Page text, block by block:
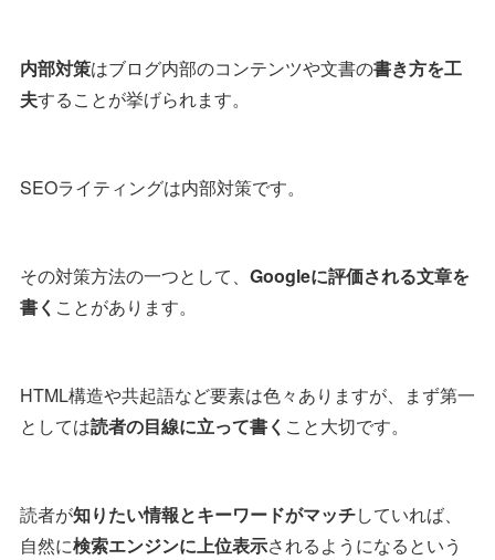
内部対策はブログ内部のコンテンツや文書の書き方を工
夫することが挙げられます。
SEOライティングは内部対策です。
その対策方法の一つとして、 Googleに評価される文章を
書く ことがあります。
HTML構造や共起語など要素は色々ありますが、まず第一
としては読者の目線に立って書く こと大切です。
読者が知りたい情報とキーワードがマッチしていれば、
自然に検索エンジンに上位表示されるようになるという